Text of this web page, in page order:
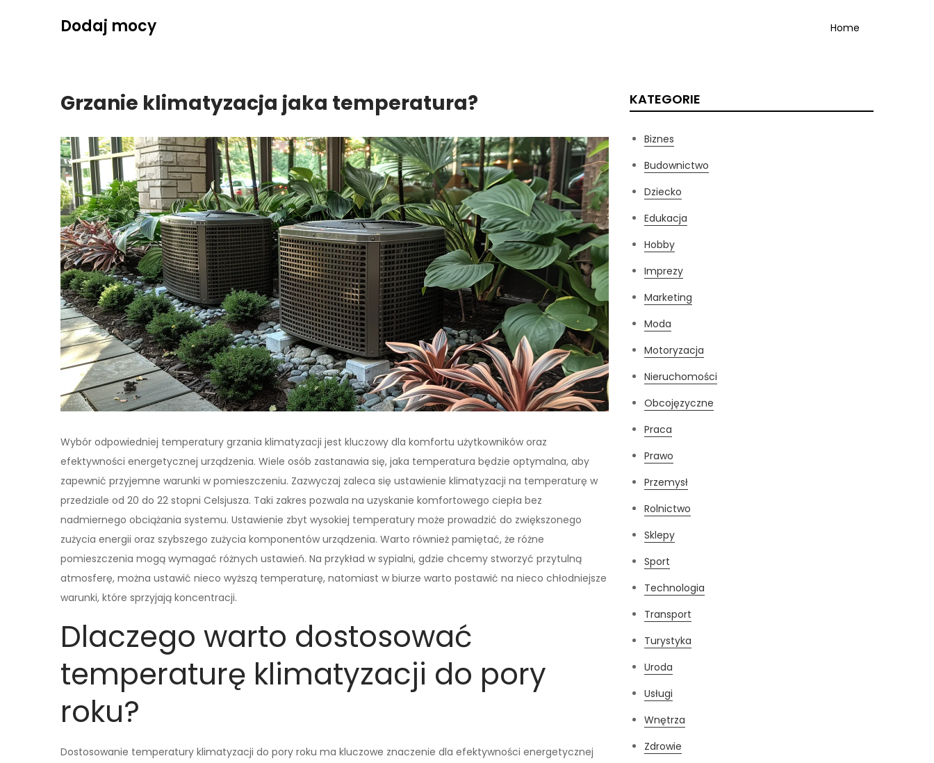
Dodaj mocy Home
Grzanie klimatyzacja jaka temperatura?
Wybór odpowiedniej temperatury grzania klimatyzacji jest kluczowy dla komfortu użytkowników oraz
efektywności energetycznej urządzenia. Wiele osób zastanawia się, jaka temperatura będzie optymalna, aby
zapewnić przyjemne warunki w pomieszczeniu. Zazwyczaj zaleca się ustawienie klimatyzacji na temperaturę w
przedziale od 20 do 22 stopni Celsjusza. Taki zakres pozwala na uzyskanie komfortowego ciepła bez
nadmiernego obciążania systemu. Ustawienie zbyt wysokiej temperatury może prowadzić do zwiększonego
zużycia energii oraz szybszego zużycia komponentów urządzenia. Warto również pamiętać, że różne
pomieszczenia mogą wymagać różnych ustawień. Na przykład w sypialni, gdzie chcemy stworzyć przytulną
atmosferę, można ustawić nieco wyższą temperaturę, natomiast w biurze warto postawić na nieco chłodniejsze
warunki, które sprzyjają koncentracji.
Dlaczego warto dostosować
temperaturę klimatyzacji do pory
roku?
Dostosowanie temperatury klimatyzacji do pory roku ma kluczowe znaczenie dla efektywności energetycznej
KATEGORIE
Biznes
Budownictwo
Dziecko
Edukacja
Hobby
Imprezy
Marketing
Moda
Motoryzacja
Nieruchomości
Obcojęzyczne
Praca
Prawo
Przemysł
Rolnictwo
Sklepy
Sport
Technologia
Transport
Turystyka
Uroda
Usługi
Wnętrza
Zdrowie